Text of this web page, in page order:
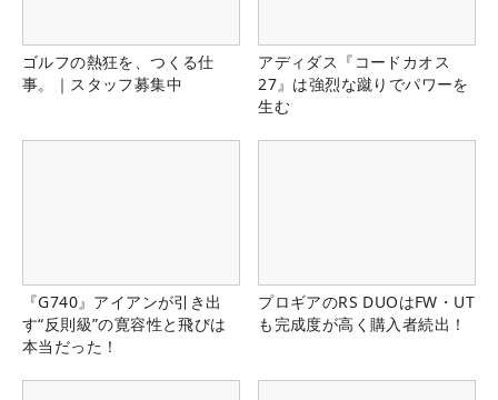
ゴルフの熱狂を、つくる仕
事。｜スタッフ募集中
アディダス『コードカオス
27』は強烈な蹴りでパワーを
生む
『G740』アイアンが引き出
す“反則級”の寛容性と飛びは
本当だった！
プロギアのRS DUOはFW・UT
も完成度が高く購入者続出！